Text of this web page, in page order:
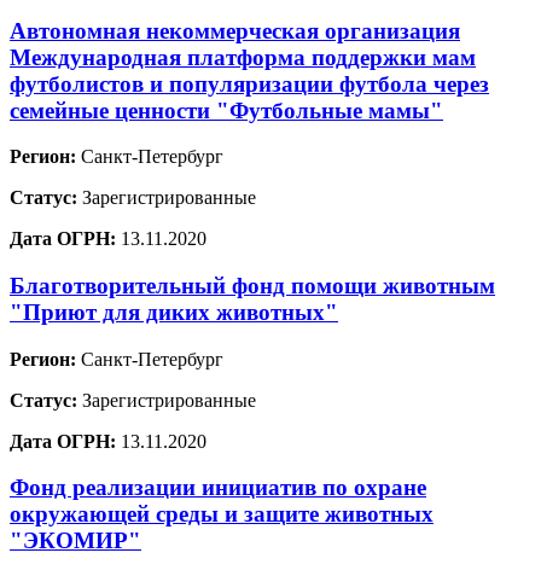
Автономная некоммерческая организация
Международная платформа поддержки мам
футболистов и популяризации футбола через
семейные ценности "Футбольные мамы"
Регион: Санкт-Петербург
Статус: Зарегистрированные
Дата ОГРН: 13.11.2020
Благотворительный фонд помощи животным
"Приют для диких животных"
Регион: Санкт-Петербург
Статус: Зарегистрированные
Дата ОГРН: 13.11.2020
Фонд реализации инициатив по охране
окружающей среды и защите животных
"ЭКОМИР"